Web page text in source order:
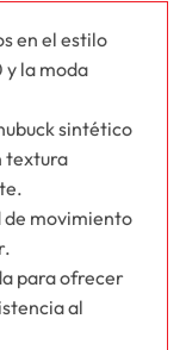
en el estilo
y la moda
sintético
textura
de movimiento
para ofrecer
al